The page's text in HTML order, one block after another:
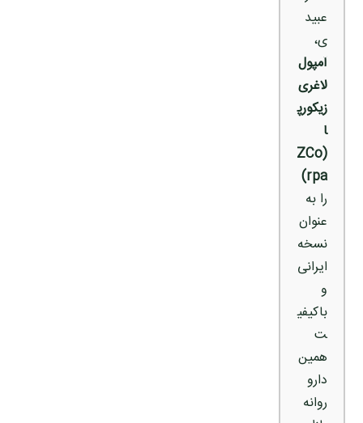
عبید
ی،
آمپول
لاغری
زیکورپ
ا
(ZCo
rpa)
را به
عنوان
نسخه
ایرانی
و
باکیفی
ت
همین
دارو
روانه